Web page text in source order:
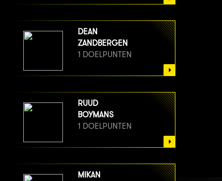
DEAN
ZANDBERGEN
1 DOELPUNTEN
RUUD
BOYMANS
1 DOELPUNTEN
MIKAN